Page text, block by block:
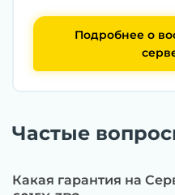
Подробнее о
Частые
Какая гарантия на